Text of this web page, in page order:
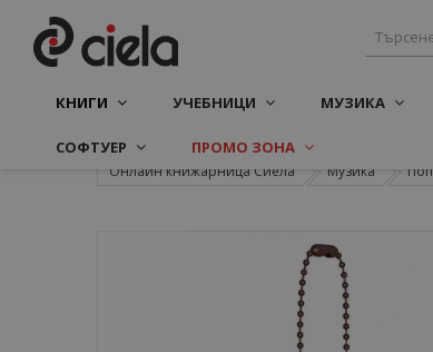
КНИГИ УЧЕБНИЦИ МУЗИКА
СОФТУЕР ПРОМО ЗОНА
Онлайн книжарница Сиела Музика Поп